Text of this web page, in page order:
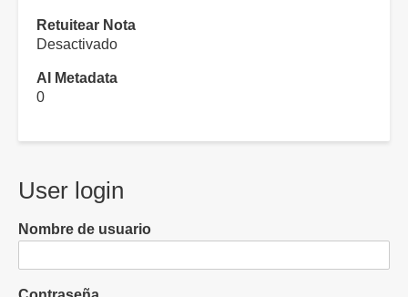
Retuitear Nota
Desactivado
AI Metadata
0
User login
Nombre de usuario